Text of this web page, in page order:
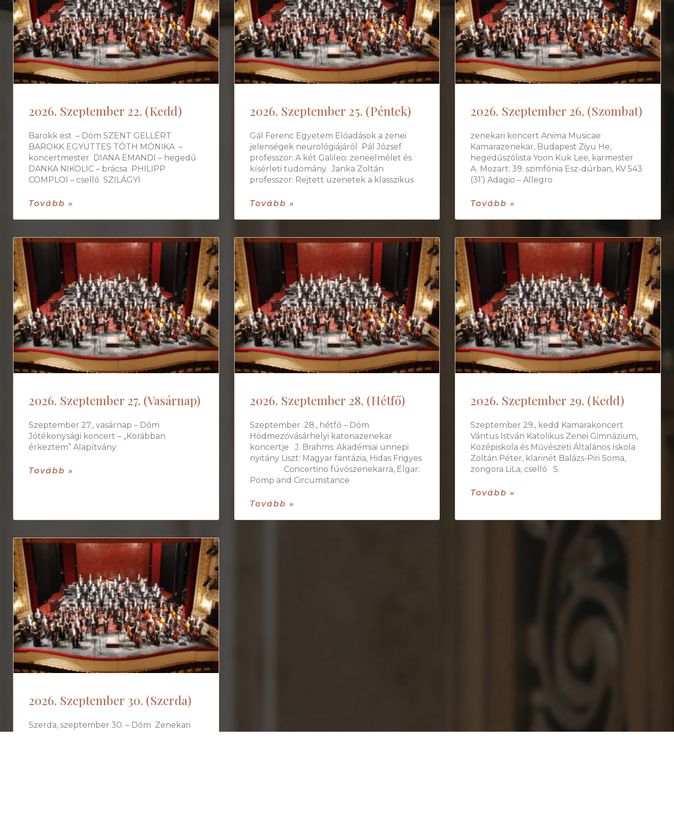
2026. Szeptember 22. (Kedd)
Barokk est – Dóm SZENT GELLÉRT
BAROKK EGYÜTTES TÓTH MÓNIKA –
koncertmester DIANA EMANDI – hegedű
DANKA NIKOLIC – brácsa PHILIPP
COMPLOI – cselló SZILÁGYI
Tovább »
2026. Szeptember 25. (Péntek)
Gál Ferenc Egyetem Előadások a zenei
jelenségek neurológiájáról Pál József
professzor: A két Galileo: zeneelmélet és
kísérleti tudomány. Janka Zoltán
professzor: Rejtett üzenetek a klasszikus
Tovább »
2026. Szeptember 26. (Szombat)
zenekari koncert Anima Musicae
Kamarazenekar, Budapest Ziyu He,
hegedűszólista Yoon Kuk Lee, karmester
A. Mozart: 39. szimfónia Esz-dúrban, KV 543
(31’) Adagio – Allegro
Tovább »
2026. Szeptember 27. (Vasárnap)
Szeptember 27., vasárnap – Dóm
Jótékonysági koncert – „Korábban
érkeztem” Alapítvány
Tovább »
2026. Szeptember 28. (Hétfő)
Szeptember .28., hétfő – Dóm
Hódmezővásárhelyi katonazenekar
koncertje J. Brahms: Akadémiai ünnepi
nyitány Liszt: Magyar fantázia, Hidas Frigyes
Concertino fúvószenekarra, Elgar:
Pomp and Circumstance
Tovább »
2026. Szeptember 29. (Kedd)
Szeptember 29., kedd Kamarakoncert
Vántus István Katolikus Zenei Gimnázium,
Középiskola és Művészeti Általános Iskola
Zoltán Péter, klarinét Balázs-Piri Soma,
zongora LiLa, cselló S.
Tovább »
2026. Szeptember 30. (Szerda)
Szerda, szeptember 30. – Dóm Zenekari